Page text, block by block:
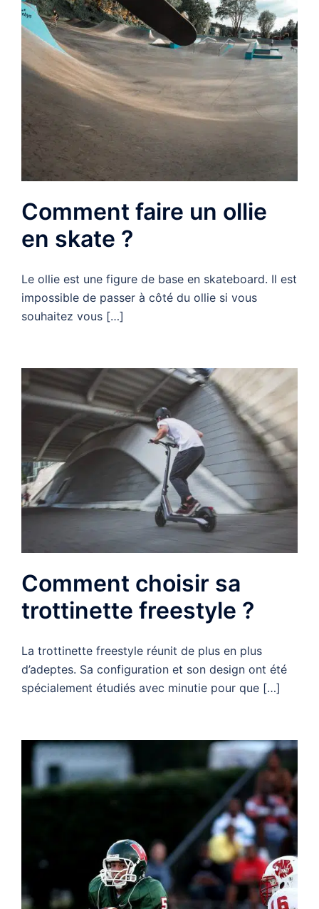
Comment faire un ollie
en skate ?
Le ollie est une figure de base en skateboard. Il est
impossible de passer à côté du ollie si vous
souhaitez vous […]
Comment choisir sa
trottinette freestyle ?
La trottinette freestyle réunit de plus en plus
d’adeptes. Sa configuration et son design ont été
spécialement étudiés avec minutie pour que […]